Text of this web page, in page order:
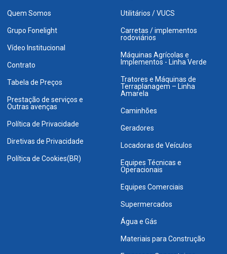
Quem Somos
Grupo Fonelight
Vídeo Institucional
Contrato
Tabela de Preços
Prestação de serviços e
Outras avenças
Política de Privacidade
Diretivas de Privacidade
Política de Cookies(BR)
Utilitários / VUCS
Carretas / implementos
rodoviários
Máquinas Agrícolas e
Implementos - Linha Verde
Tratores e Máquinas de
Terraplanagem – Linha
Amarela
Caminhões
Geradores
Locadoras de Veículos
Equipes Técnicas e
Operacionais
Equipes Comerciais
Supermercados
Água e Gás
Materiais para Construção